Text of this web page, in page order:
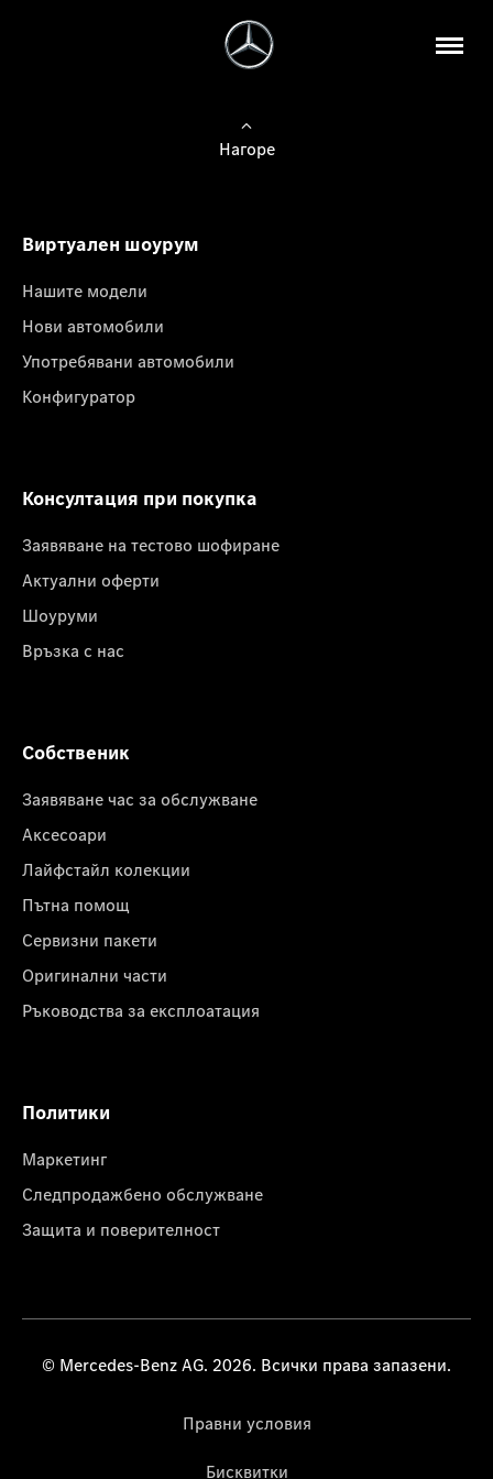
Нагоре
Виртуален шоурум
Нашите модели
Нови автомобили
Употребявани автомобили
Конфигуратор
Консултация при покупка
Заявяване на тестово шофиране
Актуални оферти
Шоуруми
Връзка с нас
Собственик
Заявяване час за обслужване
Аксесоари
Лайфстайл колекции
Пътна помощ
Сервизни пакети
Оригинални части
Ръководства за експлоатация
Политики
Маркетинг
Следпродажбено обслужване
Защита и поверителност
© Mercedes-Benz AG. 2026. Всички права запазени.
Правни условия
Бисквитки